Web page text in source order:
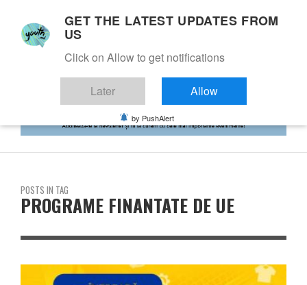
POSTS IN TAG
PROGRAME FINANTATE DE UE
GET THE LATEST UPDATES FROM
US
Click on Allow to get notifications
Later Allow
by PushAlert